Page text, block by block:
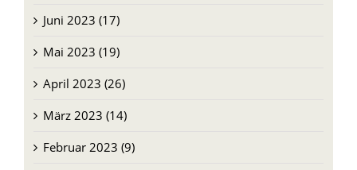
Juni 2023 (17)
Mai 2023 (19)
April 2023 (26)
März 2023 (14)
Februar 2023 (9)